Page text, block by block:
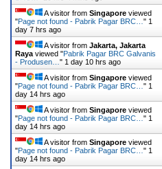
A visitor from Singapore viewed
"Page not found - Pabrik Pagar BRC… " 1
day 7 hrs ago
A visitor from Jakarta, Jakarta
Raya viewed "Pabrik Pagar BRC Galvanis
- Produsen… " 1 day 10 hrs ago
A visitor from Singapore viewed
"Page not found - Pabrik Pagar BRC… " 1
day 14 hrs ago
A visitor from Singapore viewed
"Page not found - Pabrik Pagar BRC… " 1
day 14 hrs ago
A visitor from Singapore viewed
"Page not found - Pabrik Pagar BRC… " 1
day 14 hrs ago